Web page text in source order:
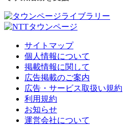
サイトマップ
個人情報について
掲載情報に関して
広告掲載のご案内
広告・サービス取扱い規約
利用規約
お知らせ
運営会社について